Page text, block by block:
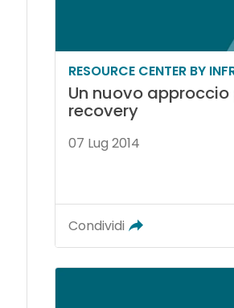
RESOURCE CENTER BY
Un nuovo
recovery
07 Lug 2014
Condividi